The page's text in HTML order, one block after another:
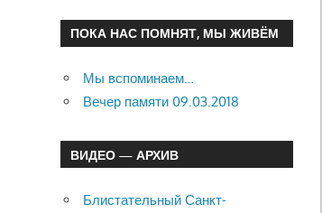
ПОКА НАС ПОМНЯТ, МЫ ЖИВЁМ
Мы вспоминаем…
Вечер памяти 09.03.2018
ВИДЕО — АРХИВ
Блистательный Санкт-